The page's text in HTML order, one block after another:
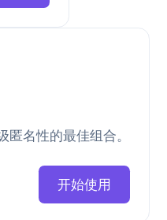
名性的最佳组合。
开始使用